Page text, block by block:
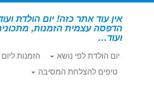
דלג
אין עוד אתר כזה! יום הולדת
הדפסה עצמית הזמנות,
ועוד…
יום הולדת לפי נושא הזמנות
טיפים להצלחת המסיבה
דף הבית » מיני מאוס